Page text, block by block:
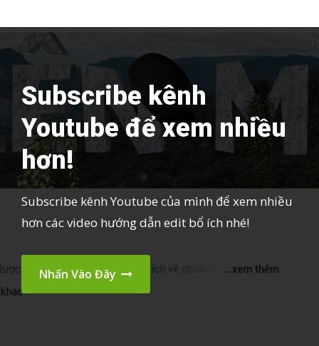
o
n
Subscribe kênh
Youtube để xem nhiều
hơn!
Subscribe kênh Youtube của mình để xem nhiều
hơn các video hướng dẫn edit bổ ích nhé!
Nhấn Vào Đây